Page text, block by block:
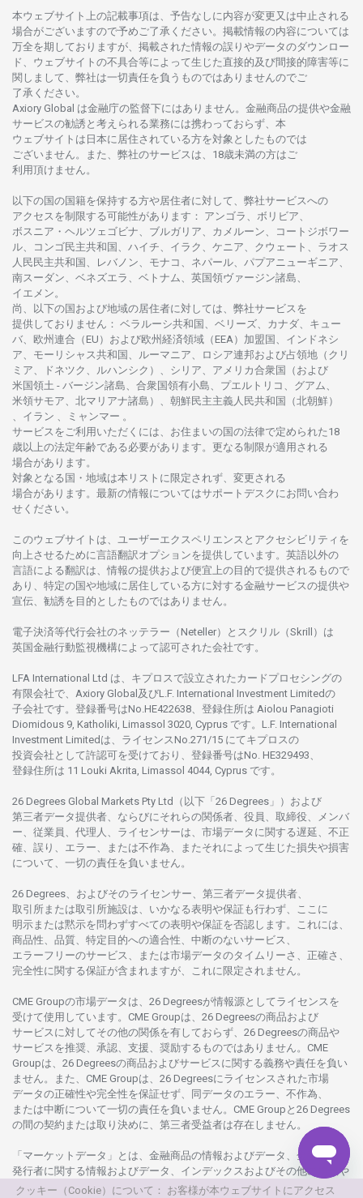
本ウェブサイト 上の記載事項は、 予告なしに 内容が変更又は中止さ れる
場合がございますので予めご了承ください。 掲載情報の内容については
万全を期しておりますが、 掲載さ れた情報の誤りやデータのダウンロー
ド、 ウェブサイトの不具合等に よって生じた 直接的及び間接的障害等に
関し まして、 弊社は一切責任を負うものではありませんのでご
了承ください。
Axiory Global は金融庁の監督下にはありません。 金融商品の提供や金融
サービスの勧誘と 考えられる業務には携わっておらず、 本
ウェブサイトは 日本に 居住さ れている方を対象としたものでは
ございません。
また、 弊社のサービスは、18歳未満の方は ご
利用頂けません 。
以下の国の国籍を保持する方や居住者に対して、 弊社サービスへの
アクセスを制限する可能性があります ： アンゴラ、ボリビア、
ボスニア ・ ヘルツェゴビナ、ブルガリア、カメルーン、コートジボワー
ル、
コンゴ民主共和国、ハイチ、イラク、ケニア、クウェート、 ラオス
人民民主共和国、レバノン、モナコ、ネパール、パプアニューギニア、
南スーダン、ベネズエラ、ベトナム、 英国領ヴァージン諸島、
イエメン。
尚、 以下の国および地域の居住者に対しては、 弊社サービスを
提供しておりません ： ベラルーシ共和国、ベリーズ、カナダ、キュー
バ、 欧州連合 （EU） および欧州経済領域 （EEA）加盟国、インドネシ
ア、 モーリシャス共和国、ルーマニア、 ロシア連邦および占領地 （クリ
ミア、ドネツク、ルハンシク）、シリア、 アメリカ合衆国 （および
米国領土 - バージン諸島、合衆国領有小島、プエルトリコ、グアム、
米領サモア、 北マリアナ諸島）、 朝鮮民主主義人民共和国 （北朝鮮）
、イラン 、ミャンマー 。
サービスを ご利用いただくには、お住まいの国の法律で定められた 18
歳以上の法定年齢である必要があります。 更なる制限が適用さ れる
場合があります。
対象となる国 ・ 地域は本 リストに限定さ れず、 変更さ れる
場合があります。 最新の情報についてはサポートデスクに お問い合わ
せくださ い。
このウェブサイトは、 ユーザーエクスペリエンスと アクセシビリティを
向上さ せるために言語翻訳オプションを提供しています。 英語以外の
言語に よる翻訳は、 情報の提供および便宜上の目的で提供さ れるもので
あり、 特定の国や地域に 居住している方に対する金融サービスの提供や
宣伝、 勧誘を 目的としたものではありません。
電子決済等代行会社のネッテラー （Neteller）と スクリル （Skrill）は
英国金融行動監視機構に よって認可さ れた会社です。
LFA International Ltd は、 キプロスで設立さ れた カードプロセシングの
有限会社で、Axiory Global及びL.F. International Investment Limitedの
子会社です。 登録番号はNo.HE422638、 登録住所は Aiolou Panagioti
Diomidous 9, Katholiki, Limassol 3020, Cyprus です。L.F. International
Investment Limitedは、 ライセンスNo.271/15 にてキプロスの
投資会社として許認可を受けており、 登録番号はNo. HE329493、
登録住所は 11 Louki Akrita, Limassol 4044, Cyprus です。
26 Degrees Global Markets Pty Ltd（以下「26 Degrees」） および
第三者データ提供者、ならびにそれらの関係者、役員、取締役、メンバ
ー、従業員、代理人、ライセンサーは、 市場データに関する遅延、不正
確、誤り、エラー、
または不作為、 またそれに よって生じた損失や損害
について、 一切の責任を負いません。
26 Degrees、 およびそのライセンサー、 第三者データ提供者、
取引所または取引所施設は、いかなる表明や保証も行わず、
ここに
明示または黙示を問わずすべての表明や保証を否認し ます。
これには、
商品性、品質、 特定目的への適合性、 中断のないサービス、
エラーフリーのサービス、 または市場データのタイムリーさ、正確さ、
完全性に関する保証が含まれますが、これに限定さ れません。
CME Groupの市場データは、26 Degreesが情報源としてライセンスを
受けて使用しています。 CME Groupは、26 Degreesの商品および
サービスに対してその他の関係を有しておらず、26 Degreesの商品や
サービスを推奨、承認、支援、 奨励するものではありません。 CME
Groupは、26 Degreesの商品およびサービスに関する義務や責任を負い
ません。また、CME Groupは、26 Degreesに ライセンスさ れた市場
データの正確性や完全性を保証せず、 同データのエラー、不作為、
または中断について一切の責任を負いません。 CME Groupと26 Degrees
の間の契約または取り 決めに、 第三者受益者は存在し ません。
「マーケットデータ」とは、 金融商品の情報およびデータ、 金融商品の
発行者に関する情報およびデータ、 インデックスおよびその他の
情報や
データを
指し、26 Degreesまたは26 Degreesグループ 会社が提供する
クッキー（Cookie）について： お客様が本ウェブサイトにアクセス